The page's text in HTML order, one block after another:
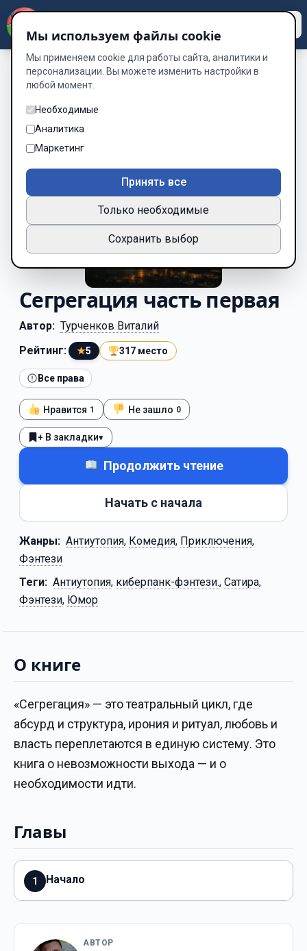
Сегрегация часть первая
Автор: Турченков Виталий
Рейтинг:
★5 317 место
Все права
Нравится 1 Не зашло 0
+ В закладки▾
Продолжить чтение
Начать с начала
Жанры: Антиутопия, Комедия, Приключения,
Фэнтези
Теги: Антиутопия, киберпанк-фэнтези., Сатира,
Фэнтези, Юмор
О книге
«Сегрегация» — это театральный цикл, где
абсурд и структура, ирония и ритуал, любовь и
власть переплетаются в единую систему. Это
книга о невозможности выхода — и о
необходимости идти.
Главы
1 Начало
АВТОР
Мы используем файлы cookie
Мы применяем cookie для работы сайта, аналитики и
персонализации. Вы можете изменить настройки в
любой момент.
Необходимые
Аналитика
Маркетинг
Принять все
Только необходимые
Сохранить выбор